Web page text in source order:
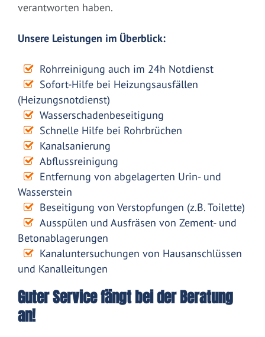
verantworten haben.
Unsere Leistungen im Überblick:
Rohrreinigung auch im 24h Notdienst
Sofort-Hilfe bei Heizungsausfällen
(Heizungsnotdienst)
Wasserschadenbeseitigung
Schnelle Hilfe bei Rohrbrüchen
Kanalsanierung
Abflussreinigung
Entfernung von abgelagerten Urin- und
Wasserstein
Beseitigung von Verstopfungen (z.B. Toilette)
Ausspülen und Ausfräsen von Zement- und
Betonablagerungen
Kanaluntersuchungen von Hausanschlüssen
und Kanalleitungen
Guter Service fängt bei der Beratung
an!